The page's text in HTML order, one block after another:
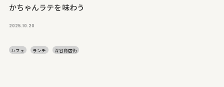
かちゃんラテを味わう
2025.10.20
カフェ ランチ 深谷商店街